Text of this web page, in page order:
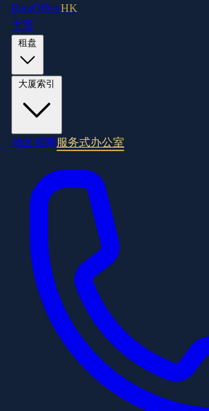
RentOfficeHK
主页
地区指南服务式办公室